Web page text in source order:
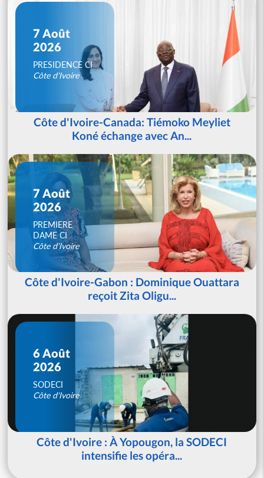
7 Août
2026
PRESIDENCE CI
Côte d'Ivoire
Côte d'Ivoire-Canada: Tiémoko Meyliet
Koné échange avec An...
7 Août
2026
PREMIERE
DAME CI
Côte d'Ivoire
Côte d'Ivoire-Gabon : Dominique Ouattara
reçoit Zita Oligu...
6 Août
2026
SODECI
Côte d'Ivoire
Côte d'Ivoire : À Yopougon, la SODECI
intensifie les opéra...